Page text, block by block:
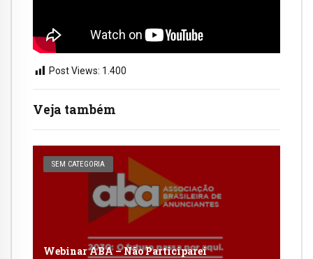
Veja também
SEM CATEGORIA
Webinar ABA – Não Participarei
Post Views: 1.400